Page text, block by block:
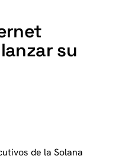
su
de la Solana